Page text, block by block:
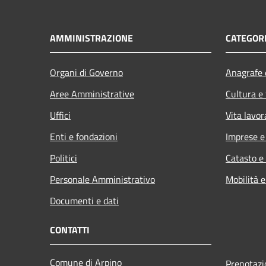
AMMINISTRAZIONE
Organi di Governo
Aree Amministrative
Uffici
Enti e fondazioni
Politici
Personale Amministrativo
Documenti e dati
Cultura
Vita
Imprese
Catasto
Mobilità
CONTATTI
Comune di Arpino